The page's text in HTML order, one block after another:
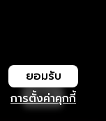
การตั้งค่าคุกกี้
ยอมรับ
เปิด